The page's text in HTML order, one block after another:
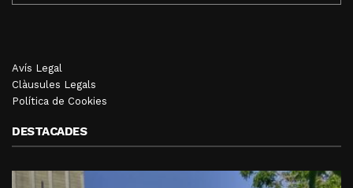
Avís Legal
Clàusules Legals
Política de Cookies
DESTACADES